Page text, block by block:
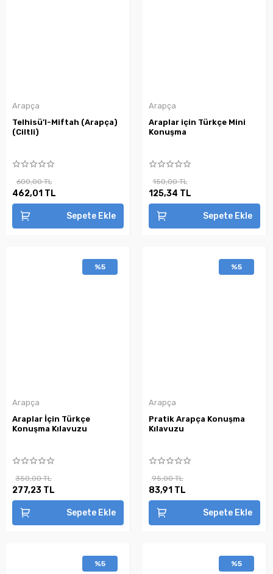
Arapça
Telhisü’l-Miftah (Arapça)
(Ciltli)
600,00 TL
462,01 TL
Sepete Ekle
Arapça
Araplar için Türkçe Mini
Konuşma
150,00 TL
125,34 TL
Sepete Ekle
%5
Arapça
Araplar İçin Türkçe
Konuşma Kılavuzu
350,00 TL
277,23 TL
Sepete Ekle
%5
Arapça
Pratik Arapça Konuşma
Kılavuzu
95,00 TL
83,91 TL
Sepete Ekle
%5 %5